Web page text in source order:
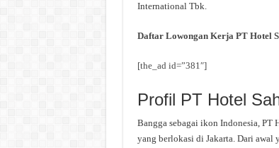
International Tbk.
Daftar Lowongan Kerja PT Hotel
[the_ad id=”381″]
Profil PT Hotel
Bangga sebagai ikon Indonesia, PT
yang berlokasi di Jakarta. Dari awal